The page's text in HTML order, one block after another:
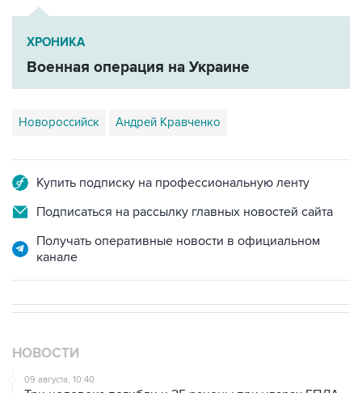
ХРОНИКА
Военная операция на Украине
Новороссийск Андрей Кравченко
Купить подписку на профессиональную ленту
Подписаться на рассылку главных новостей сайта
Получать оперативные новости в официальном
канале
НОВОСТИ
09 августа, 10:40